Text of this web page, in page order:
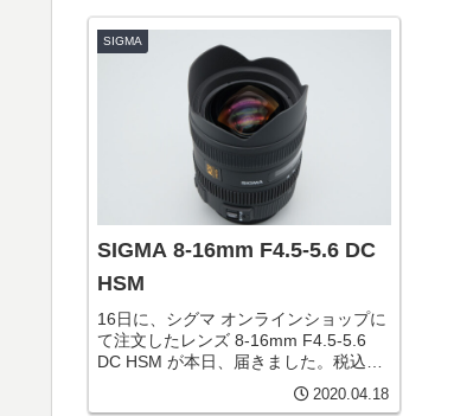
SIGMA
SIGMA 8-16mm F4.5-5.6 DC
HSM
16日に、シグマ オンラインショップに
て注文したレンズ 8-16mm F4.5-5.6
DC HSM が本日、届きました。税込・
送料込19,800円でした。SD1Merrillに
セットして、超広角特有の表現が出来
2020.04.18